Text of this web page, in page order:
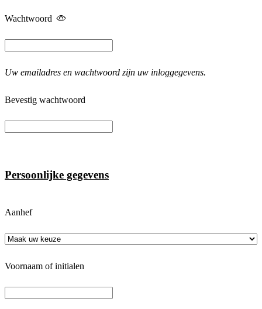
Wachtwoord
Uw emailadres en wachtwoord zijn uw inloggegevens.
Bevestig wachtwoord
Persoonlijke gegevens
Aanhef
Voornaam of initialen